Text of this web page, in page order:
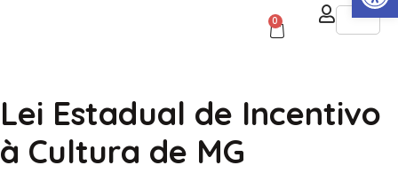
0
Lei Estadual de Incentivo
à Cultura de MG